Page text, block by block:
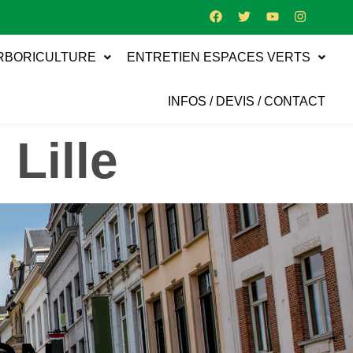
ENTRETIEN ESPACES VERTS
INFOS / DEVIS / CONTACT
Lille